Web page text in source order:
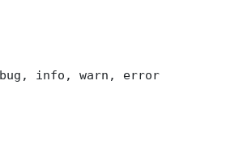
info, warn, error